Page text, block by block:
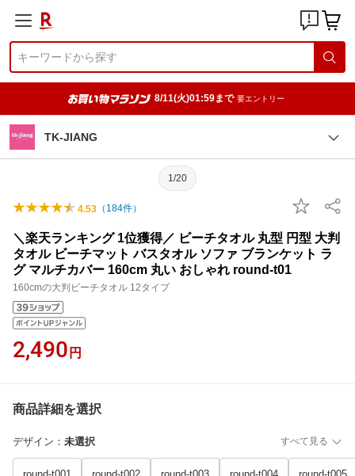
8/11(火)01:59まで 要エントリー
TK-JIANG
1/20
4.53 （ 184件）
＼楽天ランキング 1位獲得／ ビーチタオル 丸型 円型 大判
タオル ビーチマット バスタオル ソファ ブランケット ラ
グ マルチカバー 160cm 丸い おしゃれ round-t01
160cmの大判ビーチタオル 12タイプ
2,490 円
商品詳細を選択
デザイン ： 未選択 すべて見る